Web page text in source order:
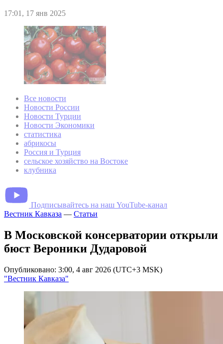
17:01, 17 янв 2025
Все новости
Новости России
Новости Турции
Новости Экономики
статистика
абрикосы
Россия и Турция
сельское хозяйство на Востоке
клубника
Подписывайтесь на наш YouTube-канал
Вестник Кавказа — Статьи
В Московской консерватории открыли
бюст Вероники Дударовой
Опубликовано: 3:00, 4 авг 2026 (UTC+3 MSK)
"Вестник Кавказа"